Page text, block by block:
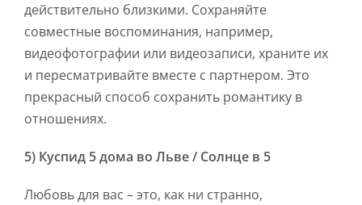
действительно близкими. Сохраняйте
совместные воспоминания, например,
видеофотографии или видеозаписи, храните их
и пересматривайте вместе с партнером. Это
прекрасный способ сохранить романтику в
отношениях.
5) Куспид 5 дома во Льве / Солнце в 5
Любовь для вас – это, как ни странно,